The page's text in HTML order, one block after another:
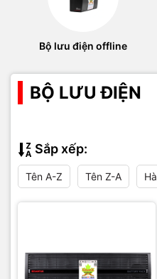
Bộ lưu điện offline
BỘ LƯU ĐIỆN
Sắp xếp:
Tên A-Z Tên Z-A